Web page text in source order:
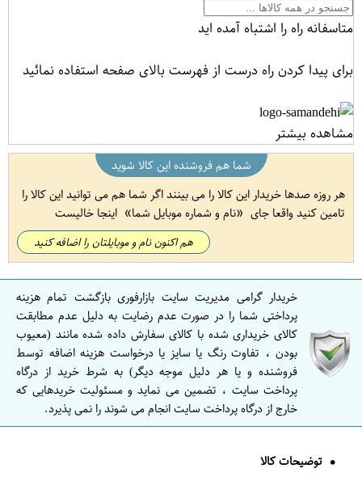
متاسفانه راه را اشتباه آمده اید
برای پیدا کردن راه درست از فهرست بالای صفحه استفاده نمائید
مشاهده بیشتر
شما هم فروشنده این کالا شوید
هر روزه صدها خریدار این کالا را می بینند اگر شما هم می توانید این کالا را
تامین کنید واقعا جای
نام و شماره موبایل شما اینجا خالیست
هم اکنون نام و موبایلتان را اضافه کنید
خریدار گرامی مدیریت سایت بازارفوری بازگشت تمام هزینه
پرداختی شما را در صورت عدم رضایت به دلیل عدم مطابقت
کالای خریداری شده با کالای سفارش داده شده مانند (معیوب
بودن ، تفاوت رنگ یا سایز یا درخواست هزینه اضافه توسط
فروشنده و یا هر دلیل موجه دیگر) به شرط خرید از درگاه
پرداخت سایت ، تضمین می نماید و مسئولیت خریدهایی که
خارج از درگاه پرداخت سایت انجام می شوند را نمی پذیرد.
توضیحات کالا